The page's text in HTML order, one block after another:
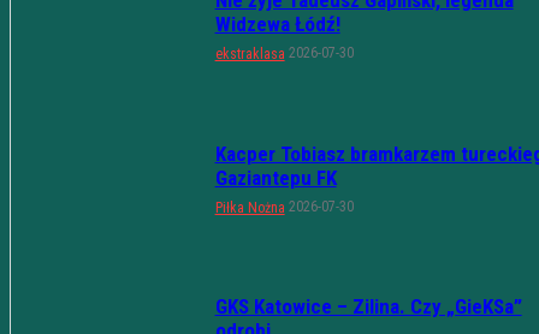
Widzewa Łódź!
ekstraklasa 2026-07-30
Kacper Tobiasz bramkarzem
Gaziantepu FK
Piłka Nożna 2026-07-30
GKS Katowice – Zilina. Czy „GieKSa”